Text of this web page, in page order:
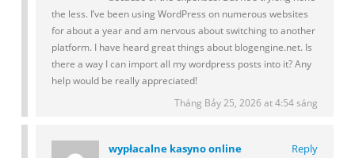
the less. I’ve been using WordPress on numerous websites
for about a year and am nervous about switching to another
platform. I have heard great things about blogengine.net. Is
there a way I can import all my wordpress posts into it? Any
help would be really appreciated!
Tháng Bảy 25, 2026 at 4:54 sáng
wypłacalne kasyno online Reply